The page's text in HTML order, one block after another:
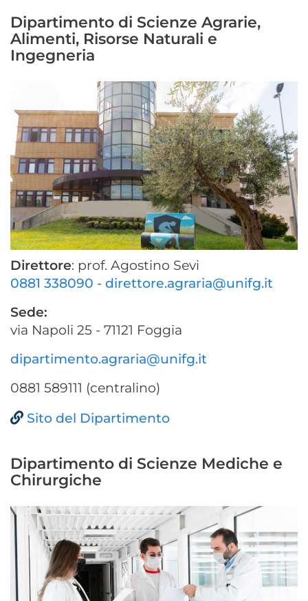
Dipartimento di Scienze Agrarie,
Alimenti, Risorse Naturali e
Ingegneria
Direttore: prof. Agostino Sevi
0881 338090 - direttore.agraria@unifg.it
Sede:
via Napoli 25 - 71121 Foggia
dipartimento.agraria@unifg.it
0881 589111 (centralino)
Sito del Dipartimento
Dipartimento di Scienze Mediche e
Chirurgiche